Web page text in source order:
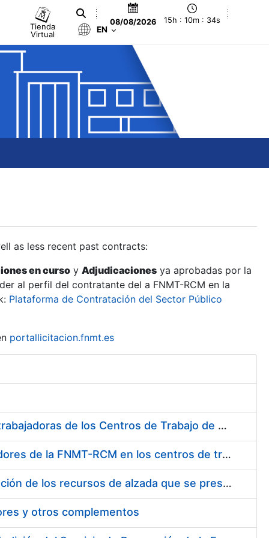
Tienda
Virtual
08/08/2026 15h : 10m : 35s
EN
as less recent past contracts:
en curso y Adjudicaciones ya aprobadas por la
al perfil del contratante del a FNMT-RCM en la
Plataforma de Contratación del Sector Público
portallicitacion.fnmt.es
Suministro de Protectores Auditivos a medida para las personas trabajadoras de los Centros de Trabajo de Madrid y Burgos
Suministro de gafas graduadas antiproyecciones para los trabajadores de la FNMT-RCM en los centros de trabajo de Madrid y Burgos
Servicios de una empresa externa para el asesoramiento y resolución de los recursos de alzada que se presentan relacionados con procesos de selección para la FNMT-RCM
y otros complementos